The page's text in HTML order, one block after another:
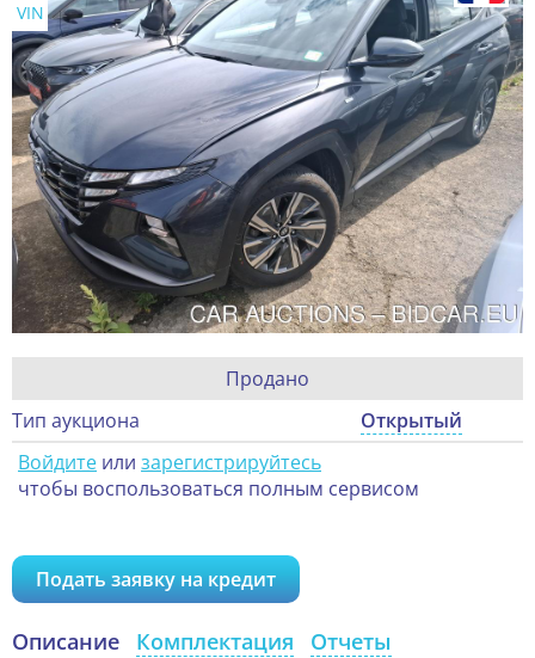
VIN
Продано
Тип аукциона
Открытый
Войдите или зарегистрируйтесь
чтобы воспользоваться полным сервисом
Подать заявку на кредит
Описание Комплектация Отчеты